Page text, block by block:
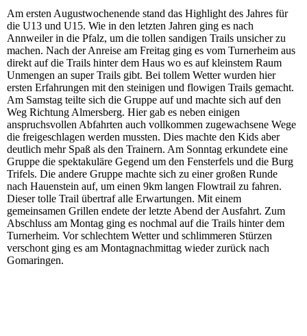
Am ersten Augustwochenende stand das Highlight des Jahres für
die U13 und U15. Wie in den letzten Jahren ging es nach
Annweiler in die Pfalz, um die tollen sandigen Trails unsicher zu
machen. Nach der Anreise am Freitag ging es vom Turnerheim aus
direkt auf die Trails hinter dem Haus wo es auf kleinstem Raum
Unmengen an super Trails gibt. Bei tollem Wetter wurden hier
ersten Erfahrungen mit den steinigen und flowigen Trails gemacht.
Am Samstag teilte sich die Gruppe auf und machte sich auf den
Weg Richtung Almersberg. Hier gab es neben einigen
anspruchsvollen Abfahrten auch vollkommen zugewachsene Wege
die freigeschlagen werden mussten. Dies machte den Kids aber
deutlich mehr Spaß als den Trainern. Am Sonntag erkundete eine
Gruppe die spektakuläre Gegend um den Fensterfels und die Burg
Trifels. Die andere Gruppe machte sich zu einer großen Runde
nach Hauenstein auf, um einen 9km langen Flowtrail zu fahren.
Dieser tolle Trail übertraf alle Erwartungen. Mit einem
gemeinsamen Grillen endete der letzte Abend der Ausfahrt. Zum
Abschluss am Montag ging es nochmal auf die Trails hinter dem
Turnerheim. Vor schlechtem Wetter und schlimmeren Stürzen
verschont ging es am Montagnachmittag wieder zurück nach
Gomaringen.